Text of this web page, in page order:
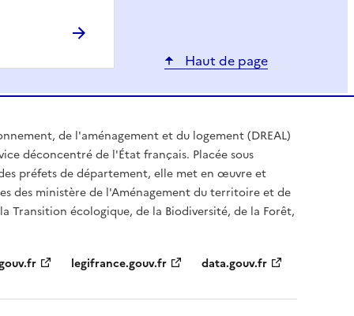
Haut de page
de l'aménagement et du logement (DREAL)
déconcentré de l'État français. Placée sous
préfets de département, elle met en œuvre et
des ministère de l'Aménagement du territoire et de
Transition écologique, de la Biodiversité, de la Forêt,
legifrance.gouv.fr data.gouv.fr